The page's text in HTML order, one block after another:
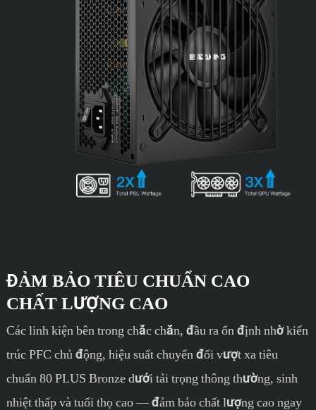
ĐẢM BẢO TIÊU CHUẨN CAO
CHẤT LƯỢNG CAO
Các linh kiện bên trong chắc chắn, đầu ra ổn định nhờ kiến
​​trúc PFC chủ động, hiệu suất chuyển đổi vượt xa tiêu
chuẩn 80 PLUS Bronze dưới tải trọng thông thường, sinh
nhiệt thấp và tuổi thọ cao — đảm bảo chất lượng cao ngay